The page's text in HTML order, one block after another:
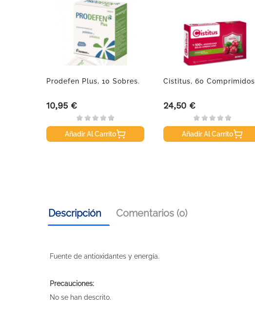
Prodefen Plus, 10 Sobres.
Precio
10,95 €
Añadir Al Carrito
Cistitus, 60 Comprimidos
Precio
24,50 €
Añadir Al Carrito
Descripción Comentarios (0)
Fuente de antioxidantes y energía.
Precauciones:
No se han descrito.